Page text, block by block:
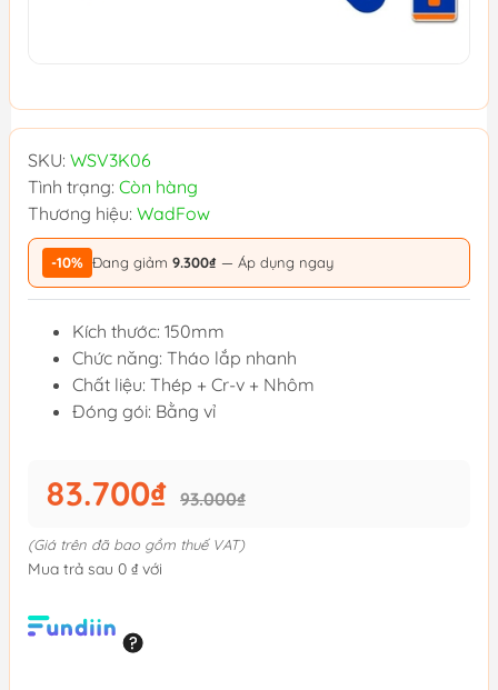
SKU: WSV3K06
Tình trạng: Còn hàng
Thương hiệu: WadFow
-10% Đang giảm 9.300₫ — Áp dụng ngay
Kích thước: 150mm
Chức năng: Tháo lắp nhanh
Chất liệu: Thép + Cr-v + Nhôm
Đóng gói: Bằng vỉ
83.700₫ 93.000₫
(Giá trên đã bao gồm thuế VAT)
Mua trả sau 0 ₫ với